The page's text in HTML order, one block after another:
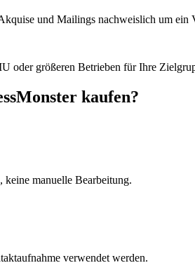
und Mailings nachweislich um ein
oder größeren Betrieben für Ihre
kaufen?
manuelle Bearbeitung.
verwendet werden.